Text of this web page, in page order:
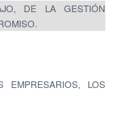
DE LA GESTIÓN
EMPRESARIOS, LOS